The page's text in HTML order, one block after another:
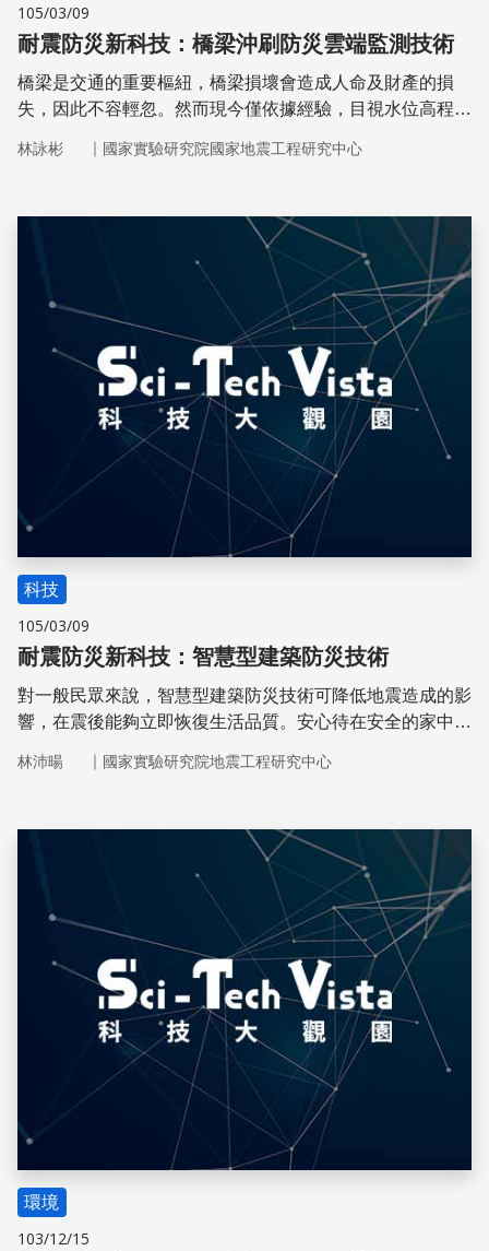
105/03/09
耐震防災新科技：橋梁沖刷防災雲端監測技術
橋梁是交通的重要樞紐，橋梁損壞會造成人命及財產的損
失，因此不容輕忽。然而現今僅依據經驗，目視水位高程以
台灣橋梁複合災害的即時預警監測系統。
林詠彬 ｜ 國家實驗研究院國家地震工程研究中心
儲存
科技
105/03/09
耐震防災新科技：智慧型建築防災技術
對一般民眾來說，智慧型建築防災技術可降低地震造成的影
響，在震後能夠立即恢復生活品質。安心待在安全的家中，
後恢復力」。
林沛暘 ｜ 國家實驗研究院地震工程研究中心
儲存
環境
103/12/15